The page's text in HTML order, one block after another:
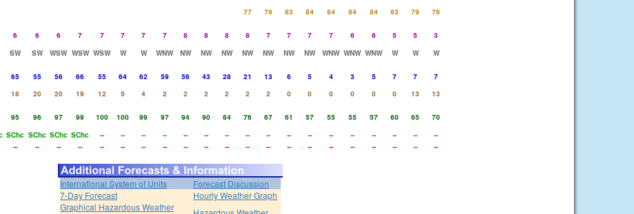
77 79 83 84 84 84 84 83 79
76
6 6 6 7 7 7 7 7 8 8 8 8 7 7 7 7 6 6 5 5
3
SW SW WSW WSW WSW W W WNW NW NW NW NW NW NW NW WNW WNW WNW W W
W
65 55 56 66 55 64 62 59 56 43 28 21 13 6 5 4 3 5 7 7
7
18 20 20 19 12 5 4 2 2 2 2 2 2 0 0 0 0 0 0 13
13
95 96 97 99 100 100 99 97 94 90 84 76 67 61 57 55 55 57 60 65
70
SChc SChc SChc SChc -- -- -- -- -- -- -- -- -- -- -- -- -- -- -- --
--
-- -- -- -- -- -- -- -- -- -- -- -- -- -- -- -- -- -- -- -- --
International System of Units
Forecast Discussion
7-Day Forecast
Hourly Weather Graph
Graphical Hazardous Weather